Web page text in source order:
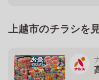
上越市のチラシを